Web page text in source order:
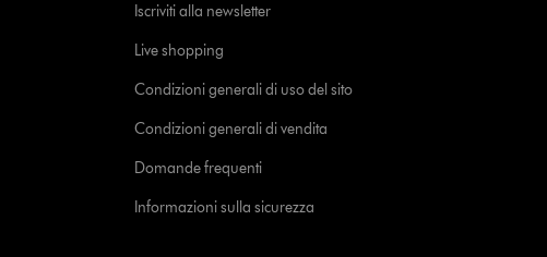
Iscriviti alla newsletter
Live shopping
Condizioni generali di uso del sito
Condizioni generali di vendita
Domande frequenti
Informazioni sulla sicurezza